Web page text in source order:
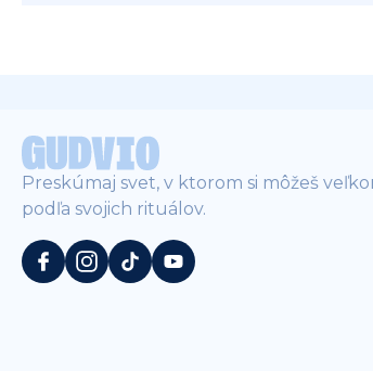
Preskúmaj svet, v ktorom si môžeš
podľa svojich rituálov.